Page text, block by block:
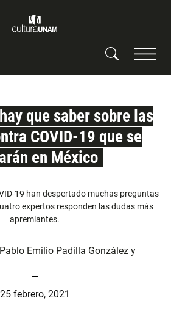
que saber sobre las
COVID-19 que se
en México
19 han despertado muchas preguntas
expertos responden las dudas más
apremiantes.
Pablo Emilio Padilla González y
25 febrero, 2021